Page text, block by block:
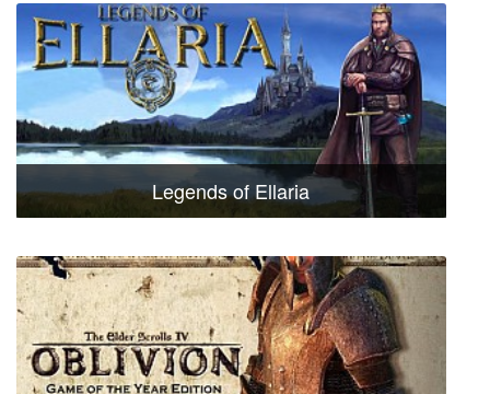
Legends of Ellaria